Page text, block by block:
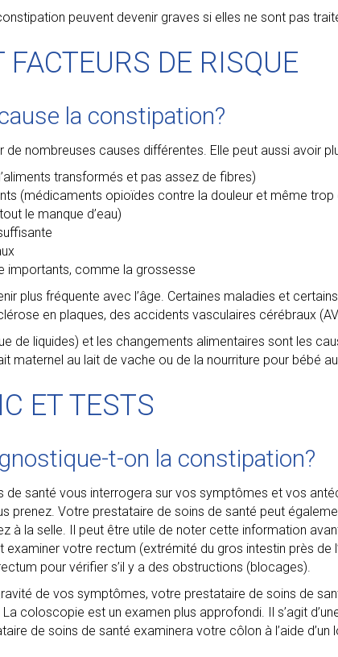
peuvent devenir graves si elles ne sont pas
FACTEURS DE RISQUE
la constipation?
nombreuses causes différentes. Elle peut aussi avoir
transformés et pas assez de fibres)
(médicaments opioïdes contre la douleur et même trop
le manque d’eau)
importants, comme la grossesse
plus fréquente avec l’âge. Certaines maladies et
en plaques, des accidents vasculaires cérébraux
de liquides) et les changements alimentaires sont les
maternel au lait de vache ou de la nourriture pour bébé
ET TESTS
t-on la constipation?
de santé vous interrogera sur vos symptômes et vos
prenez. Votre prestataire de soins de santé peut
à la selle. Il peut être utile de noter cette information
examiner votre rectum (extrémité du gros intestin près de
pour vérifier s’il y a des obstructions (blocages).
de vos symptômes, votre prestataire de soins de
coloscopie est un examen plus approfondi. Il s’agit
de soins de santé examinera votre côlon à l’aide